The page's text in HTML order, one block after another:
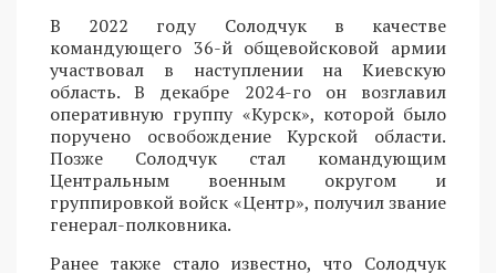
В 2022 году Солодчук в качестве
командующего 36-й общевойсковой армии
участвовал в наступлении на Киевскую
область. В декабре 2024-го он возглавил
оперативную группу «Курск», которой было
поручено освобождение Курской области.
Позже Солодчук стал командующим
Центральным военным округом и
группировкой войск «Центр», получил звание
генерал-полковника.
Ранее также стало известно, что Солодчук